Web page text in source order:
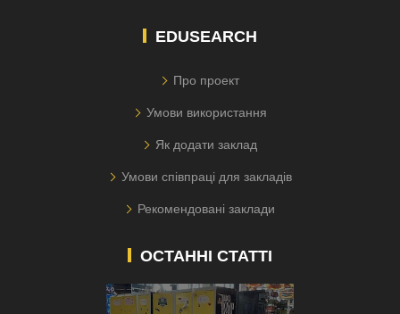
EDUSEARCH
Про проект
Умови використання
Як додати заклад
Умови співпраці для закладів
Рекомендовані заклади
ОСТАННІ СТАТТІ